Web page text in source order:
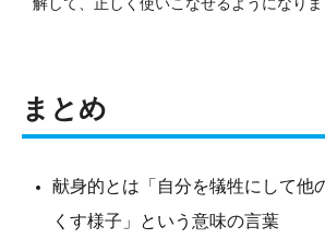
まとめ
献身的とは「自分を犠牲にして他
くす様子」という意味の言葉